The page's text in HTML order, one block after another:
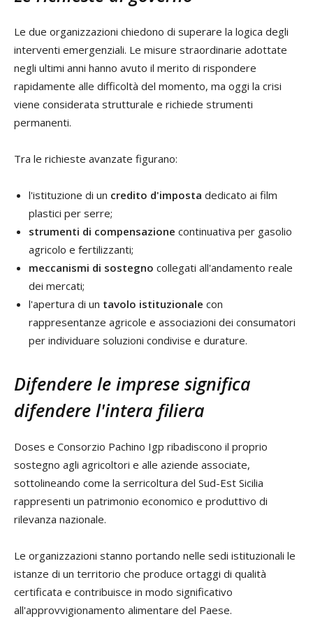
Le due organizzazioni chiedono di superare la logica degli
interventi emergenziali. Le misure straordinarie adottate
negli ultimi anni hanno avuto il merito di rispondere
rapidamente alle difficoltà del momento, ma oggi la crisi
viene considerata strutturale e richiede strumenti
permanenti.
Tra le richieste avanzate figurano:
l'istituzione di un credito d'imposta dedicato ai film
plastici per serre;
strumenti di compensazione continuativa per gasolio
agricolo e fertilizzanti;
meccanismi di sostegno collegati all'andamento reale
dei mercati;
l'apertura di un tavolo istituzionale con
rappresentanze agricole e associazioni dei consumatori
per individuare soluzioni condivise e durature.
Difendere le imprese significa
difendere l'intera filiera
Doses e Consorzio Pachino Igp ribadiscono il proprio
sostegno agli agricoltori e alle aziende associate,
sottolineando come la serricoltura del Sud-Est Sicilia
rappresenti un patrimonio economico e produttivo di
rilevanza nazionale.
Le organizzazioni stanno portando nelle sedi istituzionali le
istanze di un territorio che produce ortaggi di qualità
certificata e contribuisce in modo significativo
all'approvvigionamento alimentare del Paese.